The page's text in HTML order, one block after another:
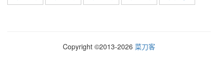
Copyright ©2013-2026 菜刀客